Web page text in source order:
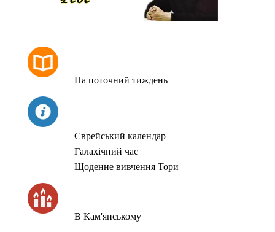
На поточний тиждень
Єврейський календар
Галахічний час
Щоденне вивчення Тори
В Кам'янському